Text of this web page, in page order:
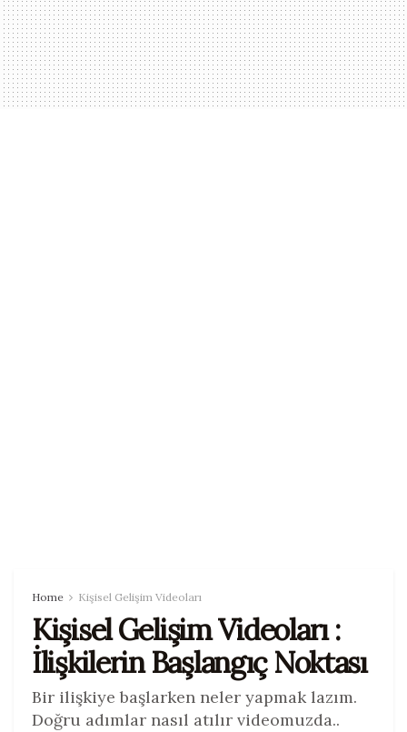
Home Kişisel Gelişim Videoları
Kişisel Gelişim Videoları :
İlişkilerin Başlangıç Noktası
Bir ilişkiye başlarken neler yapmak lazım.
Doğru adımlar nasıl atılır videomuzda..